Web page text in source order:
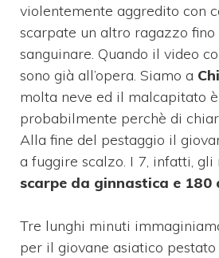
violentemente aggredito con
scarpate un altro ragazzo
sanguinare. Quando il video
sono già all’opera. Siamo a
molta neve ed il malcapitato
probabilmente perchè di
Alla fine del pestaggio il
a fuggire scalzo. I 7, infatti, gli
scarpe da ginnastica e 180
Tre lunghi minuti
per il giovane asiatico